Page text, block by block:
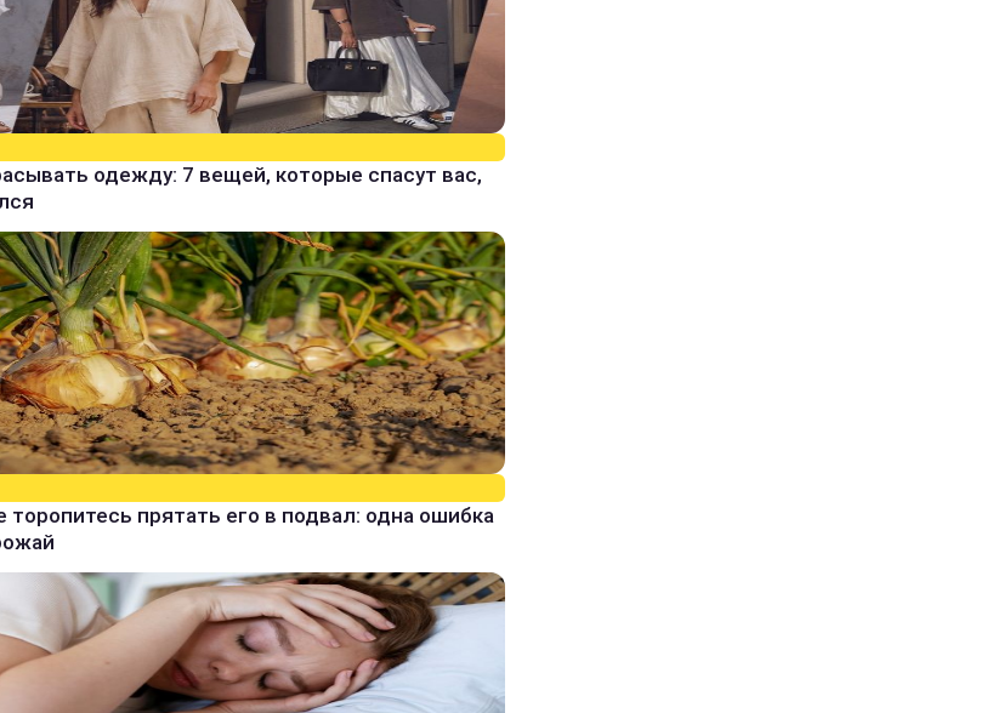
одежду: 7 вещей, которые спасут вас,
торопитесь прятать его в подвал: одна ошибка